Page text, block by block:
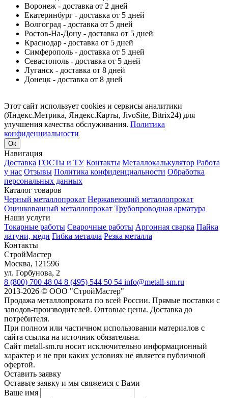
Воронеж - доставка от 2 дней
Екатеринбург - доставка от 5 дней
Волгоград - доставка от 5 дней
Ростов-На-Дону - доставка от 5 дней
Краснодар - доставка от 5 дней
Симферополь - доставка от 5 дней
Севастополь - доставка от 5 дней
Луганск - доставка от 8 дней
Донецк - доставка от 8 дней
Этот сайт использует cookies и сервисы аналитики
(Яндекс.Метрика, Яндекс.Карты, JivoSite, Bitrix24) для
улучшения качества обслуживания. Политика
конфиденциальности
Ок
Навигация
Доставка ГОСТы и ТУ Контакты Металлокалькулятор Работа
у нас Отзывы Политика конфиденциальности Обработка
персональных данных
Каталог товаров
Черный металлопрокат Нержавеющий металлопрокат
Оцинкованный металлопрокат Трубопроводная арматура
Наши услуги
Токарные работы Сварочные работы Аргонная сварка Пайка
латуни, меди Гибка металла Резка металла
Контакты
СтройМастер
Москва, 121596
ул. Горбунова, 2
8 (800) 700 48 04 8 (495) 544 50 54 info@metall-sm.ru
2013-2026 © ООО "СтройМастер"
Продажа металлопроката по всей России. Прямые поставки с
заводов-производителей. Оптовые цены. Доставка до
потребителя.
При полном или частичном использовании материалов с
сайта ссылка на источник обязательна.
Сайт metall-sm.ru носит исключительно информационный
характер и не при каких условиях не является публичной
офертой.
Оставить заявку
Оставьте заявку и мы свяжемся с Вами
Ваше имя